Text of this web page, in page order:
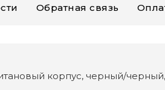
Обратная связь
корпус, черный/черный,